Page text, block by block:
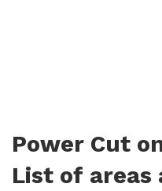
Power Cut
List of areas